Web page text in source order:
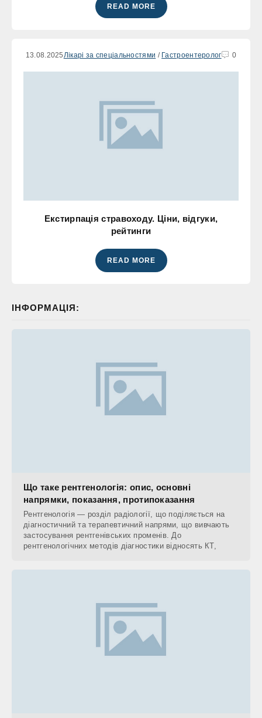
READ MORE
13.08.2025 Лікарі за спеціальностями / Гастроентеролог 0
Екстирпація стравоходу. Ціни, відгуки,
рейтинги
READ MORE
ІНФОРМАЦІЯ:
Що таке рентгенологія: опис, основні
напрямки, показання, протипоказання
Рентгенологія — розділ радіології, що поділяється на
діагностичний та терапевтичний напрями, що вивчають
застосування рентгенівських променів. До
рентгенологічних методів діагностики відносять КТ,